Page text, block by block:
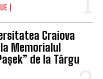
Craiova
Memorialul
de la Târgu